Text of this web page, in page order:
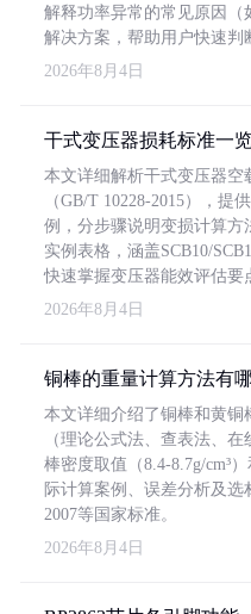
解释功率异常的常见原因（
解决方案，帮助用户快速判
2026年8月4日
干式变压器损耗标准一
本文详细解析干式变压器
（GB/T 10228-2015），提
例，分步骤说明变损计算
实例表格，涵盖SCB10/
快速掌握变压器能效评估要
2026年8月4日
铜棒的重量计算方法有
本文详细介绍了铜棒和黄
（理论公式法、查表法、
棒密度取值（8.4-8.7g/cm³
际计算案例、误差分析及选
2007等国家标准。
2026年8月4日